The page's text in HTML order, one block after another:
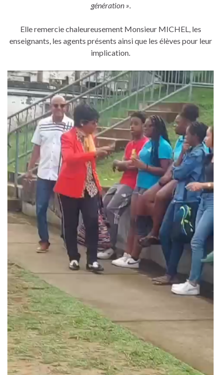
génération ».
Elle remercie chaleureusement Monsieur MICHEL, les
enseignants, les agents présents ainsi que les élèves pour leur
implication.